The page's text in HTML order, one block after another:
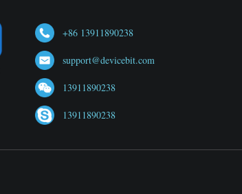
+86 13911890238
support@devicebit.com
13911890238
13911890238